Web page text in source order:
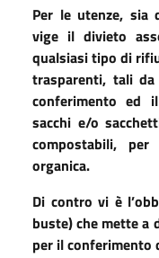
Per le utenze, sia
vige il divieto
qualsiasi tipo di
trasparenti, tali
conferimento ed
sacchi e/o
compostabili,
organica.
Di contro vi è
buste) che mette a
per il